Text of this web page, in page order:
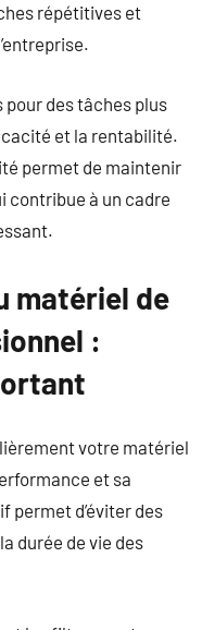
répétitives et
pour des tâches plus
et la rentabilité.
permet de maintenir
contribue à un cadre
matériel de
:
votre matériel
et sa
permet d’éviter des
durée de vie des